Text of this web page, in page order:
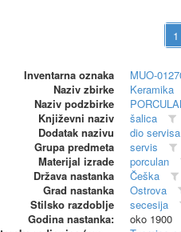
Inventarna oznaka
MUO-
Naziv zbirke
Keramika
Naziv podzbirke
Književni naziv
šalica
Dodatak nazivu
dio
Grupa predmeta
servis
Materijal izrade
porculan
Država nastanka
Češka
Grad nastanka
Ostrova
Stilsko razdoblje
secesija
Godina nastanka:
oko 1900